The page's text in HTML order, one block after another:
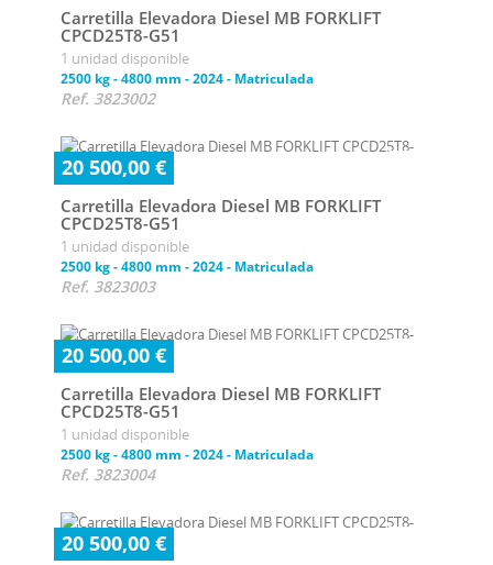
Carretilla Elevadora Diesel MB FORKLIFT
CPCD25T8-G51
1 unidad disponible
2500 kg-4800 mm -2024- Matriculada
Ref. 3823002
20 500,00 €
Carretilla Elevadora Diesel MB FORKLIFT
CPCD25T8-G51
1 unidad disponible
2500 kg-4800 mm -2024- Matriculada
Ref. 3823003
20 500,00 €
Carretilla Elevadora Diesel MB FORKLIFT
CPCD25T8-G51
1 unidad disponible
2500 kg-4800 mm -2024- Matriculada
Ref. 3823004
20 500,00 €